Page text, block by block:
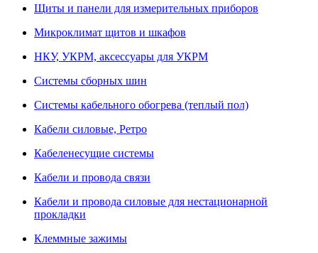
Щиты и панели для измерительных приборов
Микроклимат щитов и шкафов
НКУ, УКРМ, аксессуары для УКРМ
Системы сборных шин
Системы кабельного обогрева (теплый пол)
Кабели силовые, Ретро
Кабеленесущие системы
Кабели и провода связи
Кабели и провода силовые для нестационарной
прокладки
Клеммные зажимы